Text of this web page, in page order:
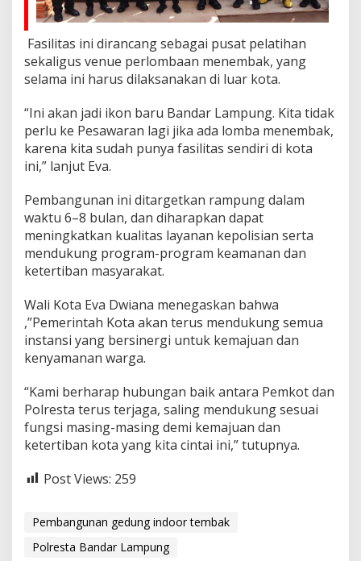
Fasilitas ini dirancang sebagai pusat pelatihan
sekaligus venue perlombaan menembak, yang
selama ini harus dilaksanakan di luar kota.
“Ini akan jadi ikon baru Bandar Lampung. Kita tidak
perlu ke Pesawaran lagi jika ada lomba menembak,
karena kita sudah punya fasilitas sendiri di kota
ini,” lanjut Eva.
Pembangunan ini ditargetkan rampung dalam
waktu 6–8 bulan, dan diharapkan dapat
meningkatkan kualitas layanan kepolisian serta
mendukung program-program keamanan dan
ketertiban masyarakat.
Wali Kota Eva Dwiana menegaskan bahwa
,”Pemerintah Kota akan terus mendukung semua
instansi yang bersinergi untuk kemajuan dan
kenyamanan warga.
“Kami berharap hubungan baik antara Pemkot dan
Polresta terus terjaga, saling mendukung sesuai
fungsi masing-masing demi kemajuan dan
ketertiban kota yang kita cintai ini,” tutupnya.
Post Views: 259
Pembangunan gedung indoor tembak
Polresta Bandar Lampung